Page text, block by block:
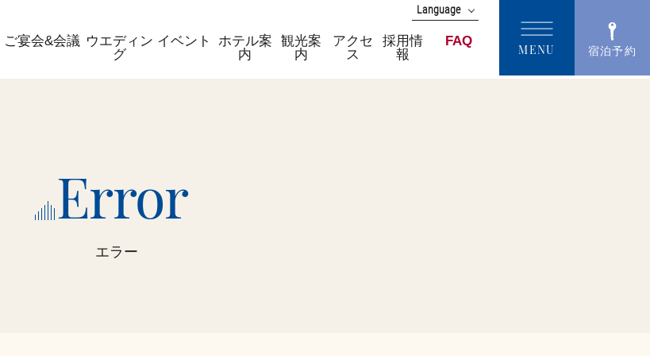
ご宴会&会議 ウエディン
グ
イベント
ホテル案
内
観光案
内
アクセ
ス
採用情
報
FAQ
MENU 宿泊予約
Language
Error
エラー